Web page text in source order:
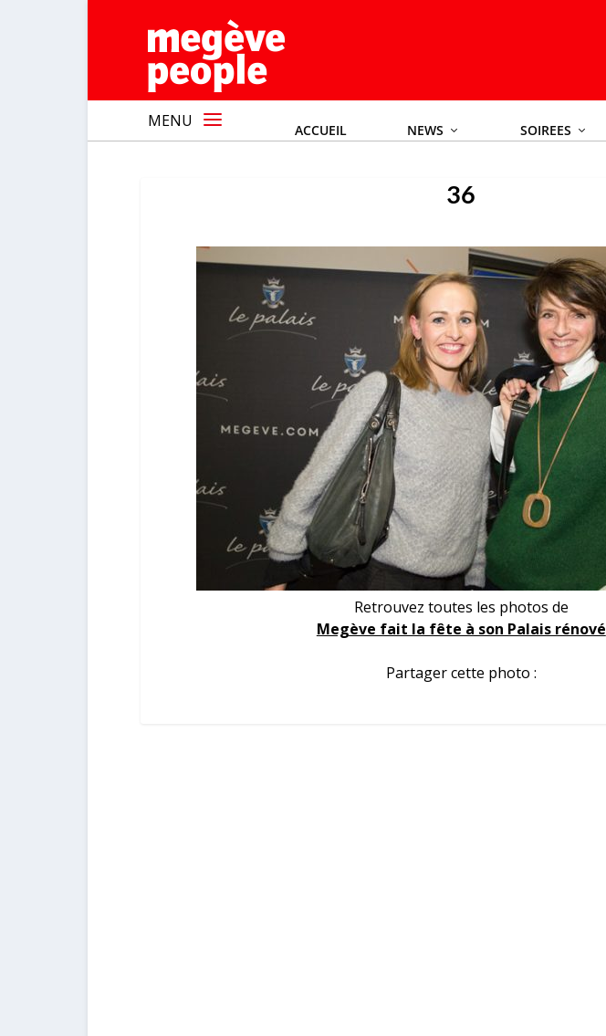
MENU ACCUEIL NEWS SOIREES
36
Retrouvez toutes les photos de
Megève fait la fête à son Palais rénové
Partager cette photo :